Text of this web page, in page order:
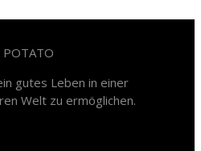
gutes Leben in einer
Welt zu ermöglichen.